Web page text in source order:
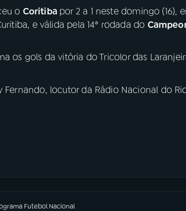
o Coritiba por 2 a 1 neste domingo (16),
e válida pela 14ª rodada do
os gols da vitória do Tricolor das
Fernando, locutor da Rádio Nacional do
Futebol Nacional